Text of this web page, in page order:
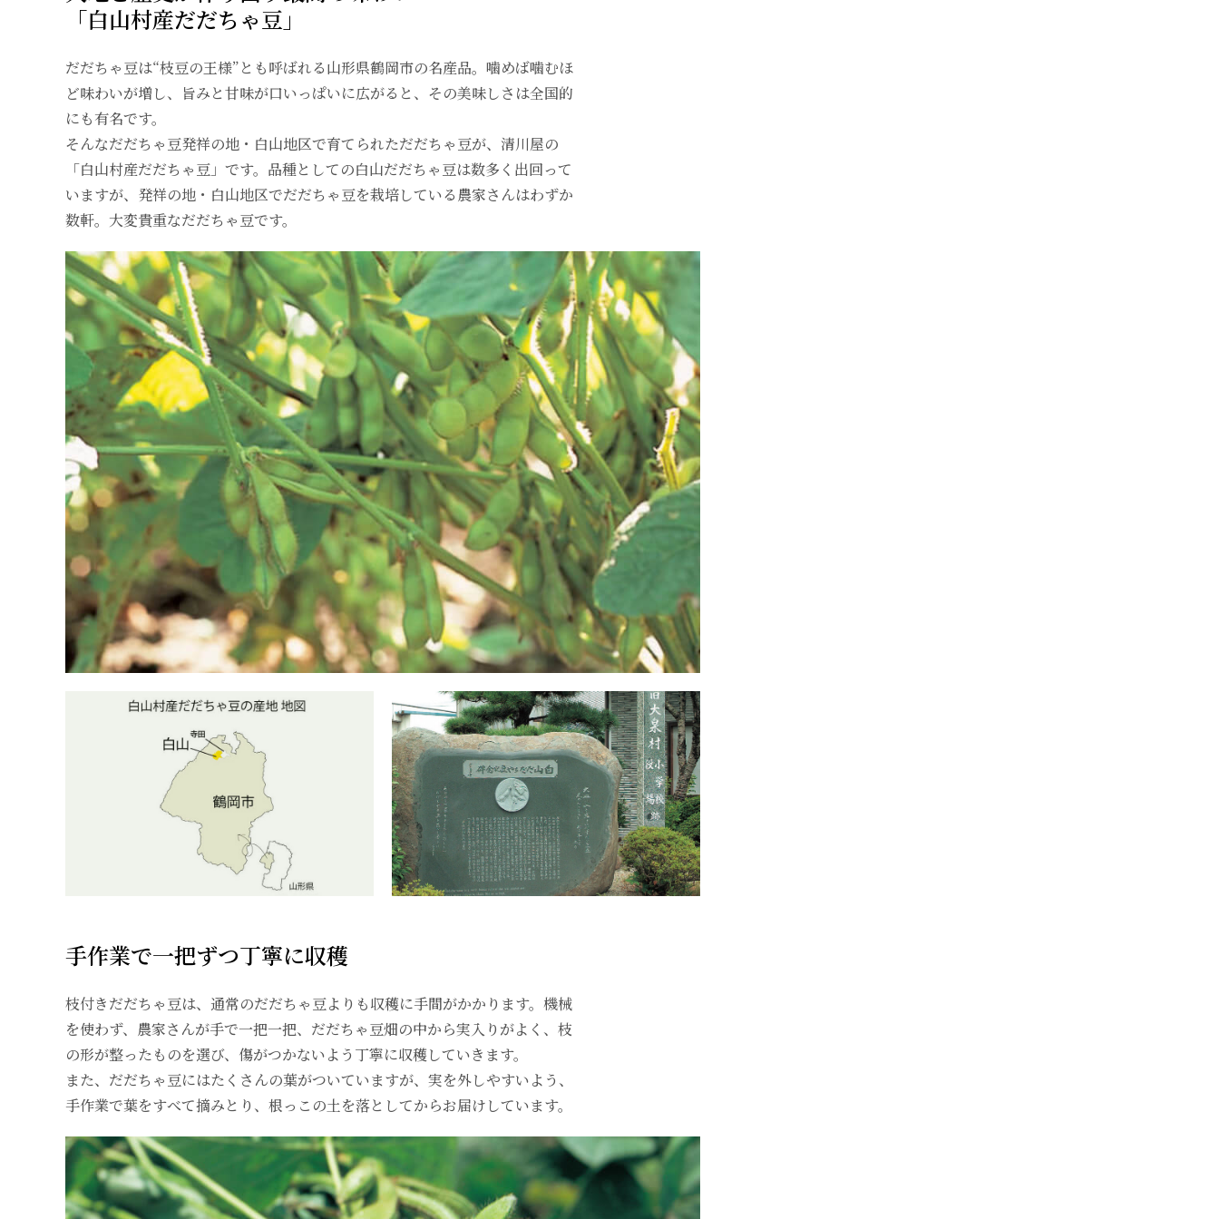
「白山村産だだちゃ豆」
だだちゃ豆は“枝豆の王様”とも呼ばれる山形県鶴岡市の名産品。噛めば噛むほ
ど味わいが増し、旨みと甘味が口いっぱいに広がると、その美味しさは全国的
にも有名です。
そんなだだちゃ豆発祥の地・白山地区で育てられただだちゃ豆が、清川屋の
「白山村産だだちゃ豆」です。品種としての白山だだちゃ豆は数多く出回って
いますが、発祥の地・白山地区でだだちゃ豆を栽培している農家さんはわずか
数軒。大変貴重なだだちゃ豆です。
手作業で一把ずつ丁寧に収穫
枝付きだだちゃ豆は、通常のだだちゃ豆よりも収穫に手間がかかります。機械
を使わず、農家さんが手で一把一把、だだちゃ豆畑の中から実入りがよく、枝
の形が整ったものを選び、傷がつかないよう丁寧に収穫していきます。
また、だだちゃ豆にはたくさんの葉がついていますが、実を外しやすいよう、
手作業で葉をすべて摘みとり、根っこの土を落としてからお届けしています。